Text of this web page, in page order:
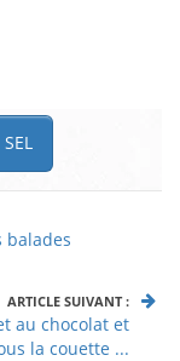
balades
ARTICLE SUIVANT :
au chocolat et
la couette ...